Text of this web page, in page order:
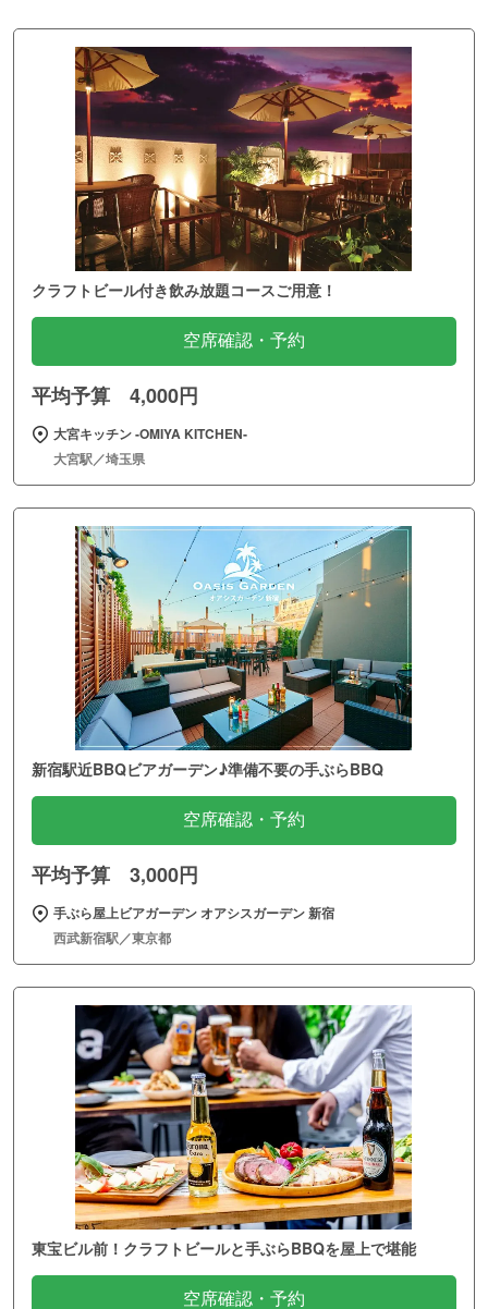
クラフトビール付き飲み放題コースご用意！
空席確認・予約
平均予算 4,000円
大宮キッチン ‐OMIYA KITCHEN‐
大宮駅／埼玉県
新宿駅近BBQビアガーデン♪準備不要の手ぶらBBQ
空席確認・予約
平均予算 3,000円
手ぶら屋上ビアガーデン オアシスガーデン 新宿
西武新宿駅／東京都
東宝ビル前！クラフトビールと手ぶらBBQを屋上で堪能
空席確認・予約